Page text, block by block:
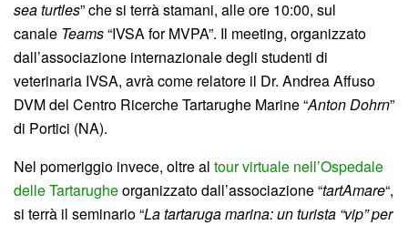
sea turtles” che si terrà stamani, alle ore 10:00, sul
canale Teams“IVSA for MVPA”. Il meeting, organizzato
dall’associazione internazionale degli studenti di
veterinaria IVSA, avrà come relatore il Dr. Andrea Affuso
DVM del Centro Ricerche Tartarughe Marine “Anton Dohrn”
di Portici (NA).
Nel pomeriggio invece, oltre al tour virtuale nell’Ospedale
delle Tartarugheorganizzato dall’associazione “tartAmare“,
si terrà il seminario “La tartaruga marina: un turista “vip” per